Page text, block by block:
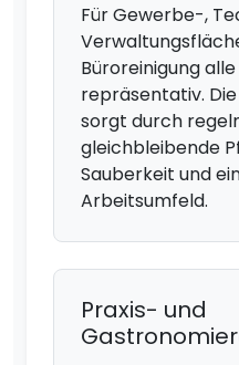
Für Gewerbe-,
Büroreinigung
repräsentativ.
sorgt durch
gleichbleibende
Sauberkeit und
Arbeitsumfeld.
Praxis- und